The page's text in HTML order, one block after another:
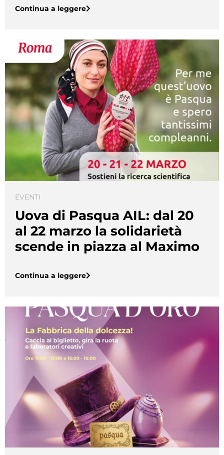
Continua a leggere
EVENTI
Uova di Pasqua AIL: dal 20
al 22 marzo la solidarietà
scende in piazza al Maximo
Continua a leggere